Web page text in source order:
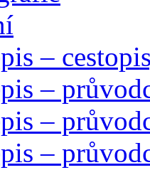
–
–
–
–